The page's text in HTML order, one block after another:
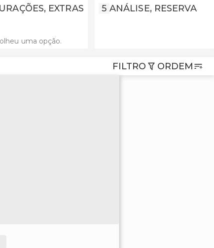
EXTRAS
uma opção.
5 ANÁLISE, RESERVA
FILTRO ORDEM